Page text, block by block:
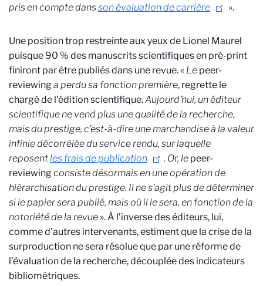
pris en compte dansson évaluation de carrière ».
Une position trop restreinte aux yeux de Lionel Maurel
puisque 90 % des manuscrits scientifiques en pré-print
finiront par être publiés dans une revue. « Le peer-
reviewinga perdu sa fonction première, regrette le
chargé de l’édition scientifique.Aujourd’hui, un éditeur
scientifique ne vend plus une qualité de la recherche,
mais du prestige, c’est-à-dire une marchandise à la valeur
infinie décorrélée du service rendu, sur laquelle
reposent les frais de publication . Or, le peer-
reviewingconsiste désormais en une opération de
hiérarchisation du prestige. Il ne s’agit plus de déterminer
si le papier sera publié, mais où il le sera, en fonction de la
notoriété de la revue ». À l’inverse des éditeurs, lui,
comme d’autres intervenants, estiment que la crise de la
surproduction ne sera résolue que par une réforme de
l’évaluation de la recherche, découplée des indicateurs
bibliométriques.